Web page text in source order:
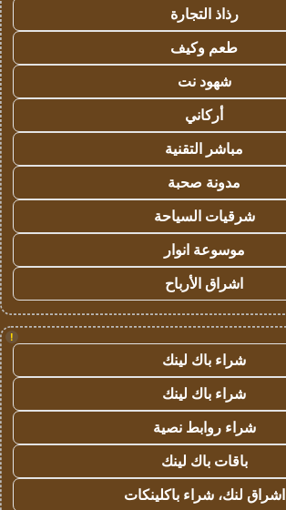
رذاذ التجارة
طعم وكيف
شهود نت
أركاني
مباشر التقنية
مدونة صحبة
شرقيات السياحة
موسوعة انوار
اشراق الأرباح
!
شراء باك لينك
شراء باك لينك
شراء روابط نصية
باقات باك لينك
اشراق لنك، شراء باكلينكات